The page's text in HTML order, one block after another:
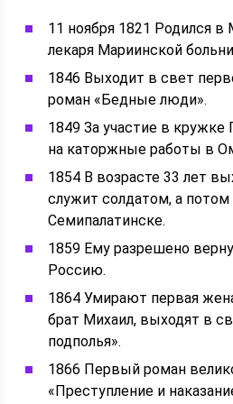
11 ноября 1821 Родился
лекаря Мариинской
1846 Выходит в свет
роман «Бедные люди».
1849 За участие в
на каторжные работы в
1854 В возрасте 33 лет
служит солдатом, а
Семипалатинске.
1859 Ему разрешено
Россию.
1864 Умирают первая
брат Михаил, выходят в
подполья».
1866 Первый роман
«Преступление и